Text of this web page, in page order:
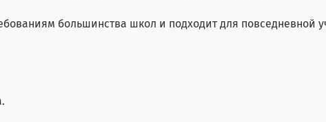
большинства школ и подходит для повседневной